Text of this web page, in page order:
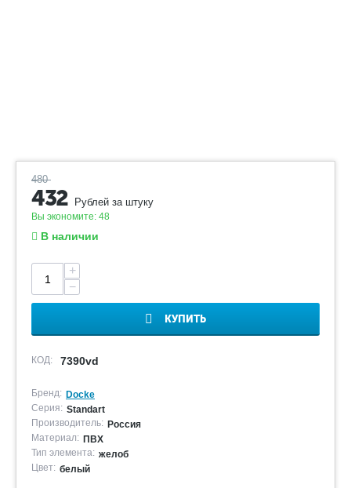
480
432 Рублей за штуку
Вы экономите: 48
В наличии
+
−
КУПИТЬ
КОД: 7390vd
Бренд: Docke
Серия: Standart
Производитель: Россия
Материал: ПВХ
Тип элемента: желоб
Цвет: белый